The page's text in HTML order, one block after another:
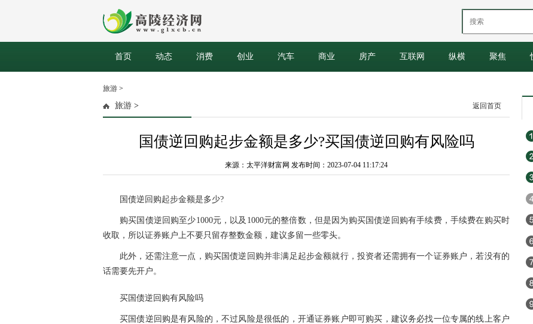
首页 动态 消费 创业 汽车 商业 房产 互联网 纵横 聚焦
旅游 >
旅游 > 返回首页
国债逆回购起步金额是多少?买国债逆回购有风险吗
来源：太平洋财富网 发布时间：2023-07-04 11:17:24
国债逆回购起步金额是多少?
购买国债逆回购至少1000元，以及1000元的整倍数，但是因为购买国债逆回购有手续费，手续费在购买时
收取，所以证券账户上不要只留存整数金额，建议多留一些零头。
此外，还需注意一点，购买国债逆回购并非满足起步金额就行， 投资者还需拥有一个证券账户，若没有的
话需要先开户。
买国债逆回购有风险吗
买国债逆回购是有风险的，不过风险是很低的，开通证券账户即可购买，建议务必找一位专属的线上客户